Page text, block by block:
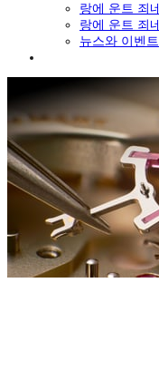
랑에 운트 죄
랑에 운트 죄
뉴스와 이벤트